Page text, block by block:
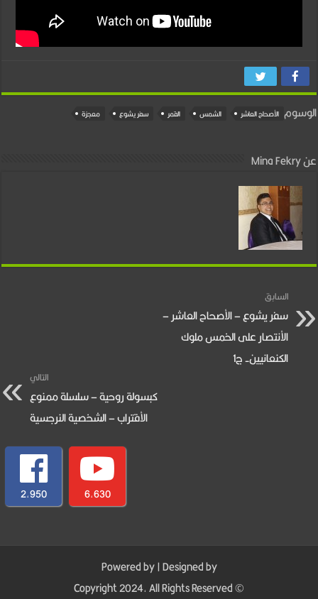
الوسوم الأصحاح العاشر الشمس القمر سفر يشوع معجزة
عن Mina Fekry
السابق
سفر يشوع – الأصحاح العاشر –
الأنتصار على الخمس ملوك
الكنعانيين- ج1
التالي
كبسولة روحية – سلسلة ممنوع
الأقتراب – الشخصية النرجسية
2,950 6,630
Powered by| Designed by
© Copyright 2024, All Rights Reserved